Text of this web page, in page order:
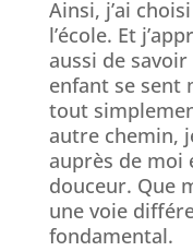
Ainsi, j’ai
l’école. Et
aussi de
enfant se sent
tout
autre chemin,
auprès de moi
douceur. Que
une voie
fondamental.